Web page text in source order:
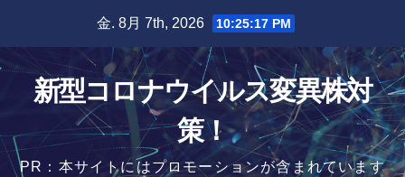
content
金. 8月 7th, 2026 10:25:18 PM
新型コロナウイルス変異株対
策！
PR：本サイトにはプロモーションが含まれています